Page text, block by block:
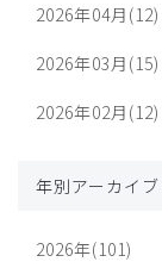
2026年04月(12)
2026年03月(15)
2026年02月(12)
年別アーカイブ
2026年(101)